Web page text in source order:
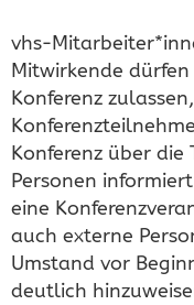
vhs-
Mitwirkende
Konferenz
Konferenz über
Personen
eine
auch externe
Umstand vor
deutlich